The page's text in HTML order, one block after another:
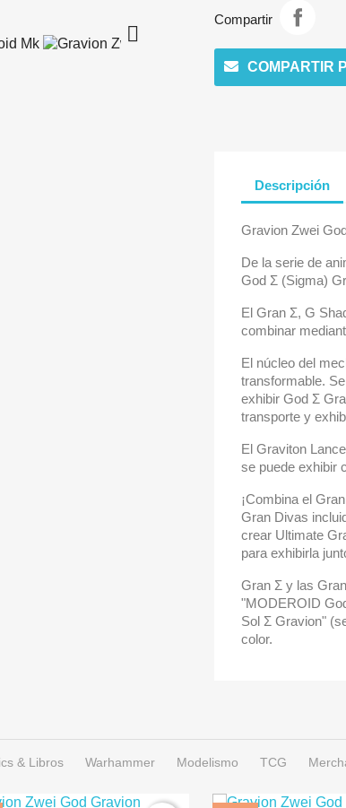

Compartir
COMPARTIR
Descripción
Gravion Zwei
De la serie de
God Σ (Sigma)
El Gran Σ, G
combinar
El núcleo del
transformable.
exhibir God Σ
transporte y
El Graviton
se puede exhibir
¡Combina el
Gran Divas
crear Ultimate
para exhibirla
Gran Σ y las
"MODEROID
Sol Σ Gravion"
color.
& Libros Warhammer Modelismo TCG